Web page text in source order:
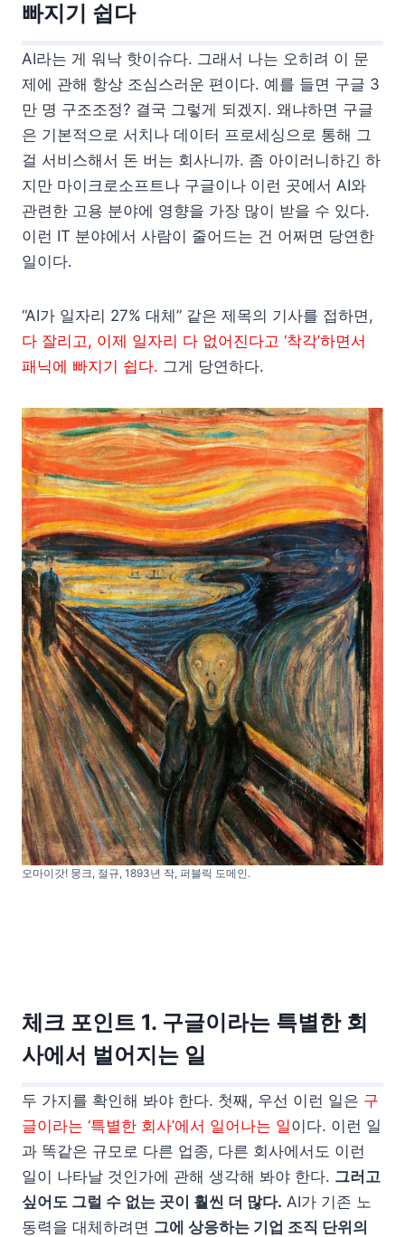
빠지기 쉽다
AI라는 게 워낙 핫이슈다. 그래서 나는 오히려 이 문
제에 관해 항상 조심스러운 편이다. 예를 들면 구글 3
만 명 구조조정? 결국 그렇게 되겠지. 왜냐하면 구글
은 기본적으로 서치나 데이터 프로세싱으로 통해 그
걸 서비스해서 돈 버는 회사니까. 좀 아이러니하긴 하
지만 마이크로소프트나 구글이나 이런 곳에서 AI와
관련한 고용 분야에 영향을 가장 많이 받을 수 있다.
이런 IT 분야에서 사람이 줄어드는 건 어쩌면 당연한
일이다.
“AI가 일자리 27% 대체” 같은 제목의 기사를 접하면,
다 잘리고, 이제 일자리 다 없어진다고 ‘착각’하면서
패닉에 빠지기 쉽다. 그게 당연하다.
오마이갓! 뭉크, 절규, 1893년 작, 퍼블릭 도메인.
체크 포인트 1. 구글이라는 특별한 회
사에서 벌어지는 일
두 가지를 확인해 봐야 한다. 첫째, 우선 이런 일은 구
글이라는 ‘특별한 회사’에서 일어나는 일이다. 이런 일
과 똑같은 규모로 다른 업종, 다른 회사에서도 이런
일이 나타날 것인가에 관해 생각해 봐야 한다. 그러고
싶어도 그럴 수 없는 곳이 훨씬 더 많다. AI가 기존 노
동력을 대체하려면 그에 상응하는 기업 조직 단위의